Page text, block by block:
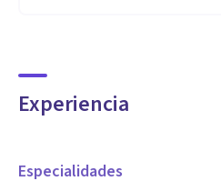
Experiencia
Especialidades